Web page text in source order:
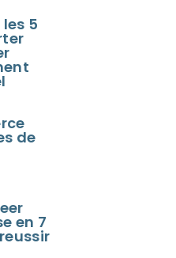
5
de
en 7